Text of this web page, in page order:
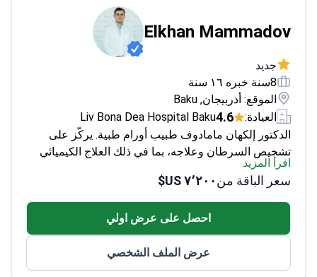
Elkhan Mammadov
جديد
8سنة خبره ١٦ سنة
الموقع: أذربيجان, Baku
العيادة:
4.6
Liv Bona Dea Hospital Baku
الدكتور إلكهان مامادوف طبيب أورام طبية. يركّز على
تشخيص السرطان وعلاجه، بما في ذلك العلاج الكيميائي
السام للخلايا، والعلاج الهرموني، والعلاج الموجّه (الأدوية
الذكية)، والعلاج المناعي. التعليم: جامعة أذربيجان الطبية،
دكتور في الطب (2004–2010). جامعة إسطنبول، كلية
مستشفى جامعة إسطنبول ميديبول ميغا، تدريب تخصصي
فرعي في الأورام الطبية (2019–2022).
في الطب الباطني. 3 سنوات في الأورام الطبية.
العضويات:
اقرأ المزيد
سعر الباقة من٧٬٢٠٠ US$
احصل على عرض اولي
عرض الملف الشخصي